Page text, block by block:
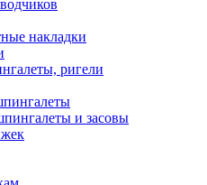
накладки
ригели
и засовы